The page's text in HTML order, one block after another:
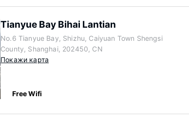
Tianyue Bay Bihai Lantian
No.6 Tianyue Bay, Shizhu, Caiyuan Town Shengsi
County, Shanghai, 202450, CN
Покажи карта
Free Wifi